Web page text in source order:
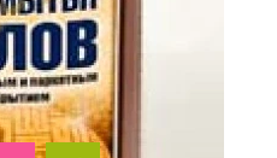
для школы и
технику и